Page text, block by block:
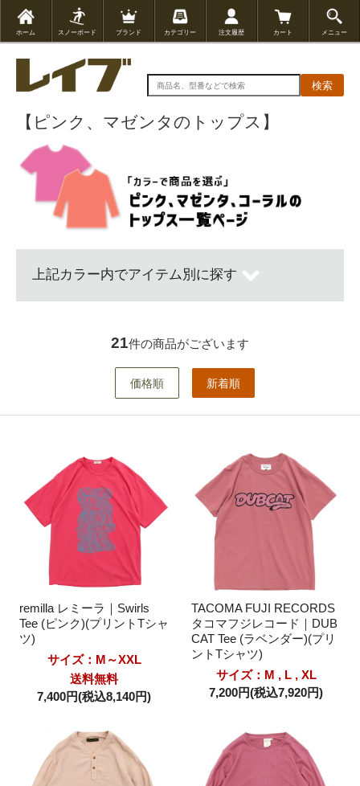
ホーム スノーボード ブランド カテゴリー 注文履歴 カート メニュー
検索
【ピンク、マゼンタのトップス】
上記カラー内でアイテム別に探す
21件の商品がございます
価格順 新着順
remilla レミーラ｜Swirls
Tee (ピンク)(プリントTシャ
ツ)
サイズ：M～XXL
送料無料
7,400円(税込8,140円)
TACOMA FUJI RECORDS
タコマフジレコード｜DUB
CAT Tee (ラベンダー)(プリ
ントTシャツ)
サイズ：M , L , XL
7,200円(税込7,920円)